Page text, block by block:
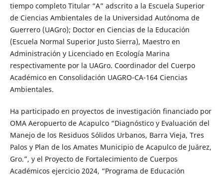
tiempo completo Titular “A” adscrito a la Escuela Superior
de Ciencias Ambientales de la Universidad Autónoma de
Guerrero (UAGro); Doctor en Ciencias de la Educación
(Escuela Normal Superior Justo Sierra), Maestro en
Administración y Licenciado en Ecología Marina
respectivamente por la UAGro. Coordinador del Cuerpo
Académico en Consolidación UAGRO-CA-164 Ciencias
Ambientales.
Ha participado en proyectos de investigación financiado por
OMA Aeropuerto de Acapulco “Diagnóstico y Evaluación del
Manejo de los Residuos Sólidos Urbanos, Barra Vieja, Tres
Palos y Plan de los Amates Municipio de Acapulco de Juárez,
Gro.”, y el Proyecto de Fortalecimiento de Cuerpos
Académicos ejercicio 2024, “Programa de Educación